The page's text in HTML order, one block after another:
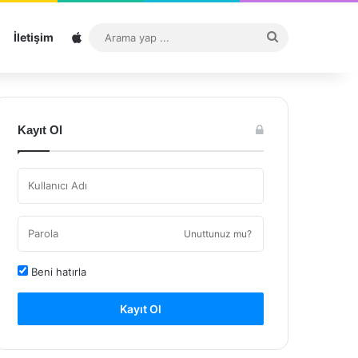
İletişim Sitemap
...
Kayıt Ol
Unuttunuz mu?
Beni hatırla
Kayıt Ol